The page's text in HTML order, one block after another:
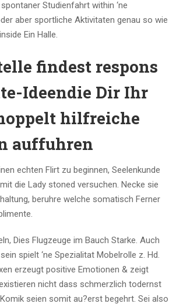
Studienfahrt within ‘ne
aber sportliche Aktivitaten genau so wie
Ein Halle.
findest respons
Ideendie Dir Ihr
hilfreiche
auffuhren
echten Flirt zu beginnen, Seelenkunde
die Lady stoned versuchen. Necke sie
beruhre welche somatisch Ferner
Dies Flugzeuge im Bauch Starke. Auch
spielt ‘ne Spezialitat Mobelrolle z. Hd.
erzeugt positive Emotionen & zeigt
nicht dass schmerzlich todernst
seien somit au?erst begehrt. Sei also